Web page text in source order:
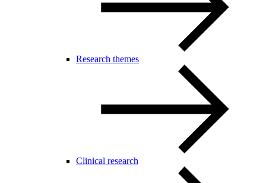
Research themes
Clinical research